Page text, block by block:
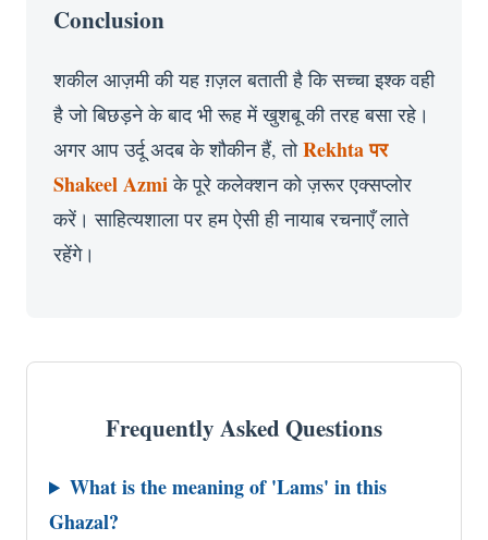
Conclusion
शकील आज़मी की यह ग़ज़ल बताती है कि सच्चा इश्क वही
है जो बिछड़ने के बाद भी रूह में खुशबू की तरह बसा रहे।
अगर आप उर्दू अदब के शौकीन हैं, तोRekhta पर
Shakeel Azmiके पूरे कलेक्शन को ज़रूर एक्सप्लोर
करें। साहित्यशाला पर हम ऐसी ही नायाब रचनाएँ लाते
रहेंगे।
Frequently Asked Questions
What is the meaning of 'Lams' in this
Ghazal?